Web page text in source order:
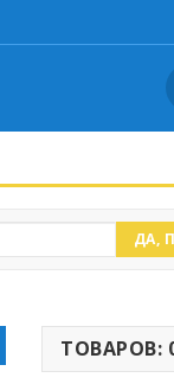
ДА,
ТОВАРОВ: